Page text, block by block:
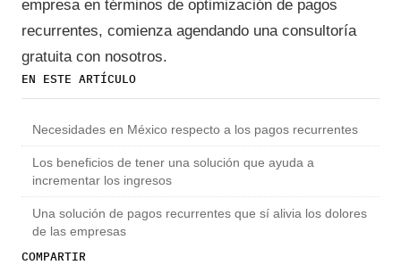
EN ESTE ARTÍCULO
Necesidades en México respecto a los pagos recurrentes
Los beneficios de tener una solución que ayuda a
incrementar los ingresos
Una solución de pagos recurrentes que sí alivia los dolores
de las empresas
COMPARTIR
empresa en términos de optimización de pagos
recurrentes, comienza agendando una consultoría
gratuita con nosotros.